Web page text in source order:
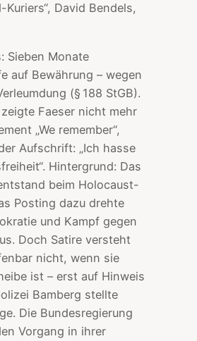
Kuriers“, David Bendels,
Sieben Monate
auf Bewährung – wegen
(§ 188 StGB).
Faeser nicht mehr
„We remember“,
Aufschrift: „Ich hasse
Hintergrund: Das
beim Holocaust-
Posting dazu drehte
und Kampf gegen
Doch Satire versteht
nicht, wenn sie
ist – erst auf Hinweis
Bamberg stellte
Die Bundesregierung
Vorgang in ihrer